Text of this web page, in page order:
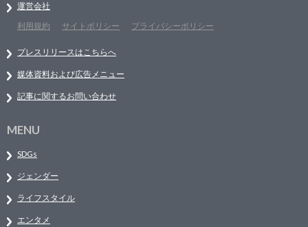
運営会社
利用規約
サイトポリシー プライバシーポリシー
プレスリリースはこちらへ
媒体資料および広告メニュー
記事に関するお問い合わせ
MENU
SDGs
ジェンダー
ライフスタイル
エンタメ